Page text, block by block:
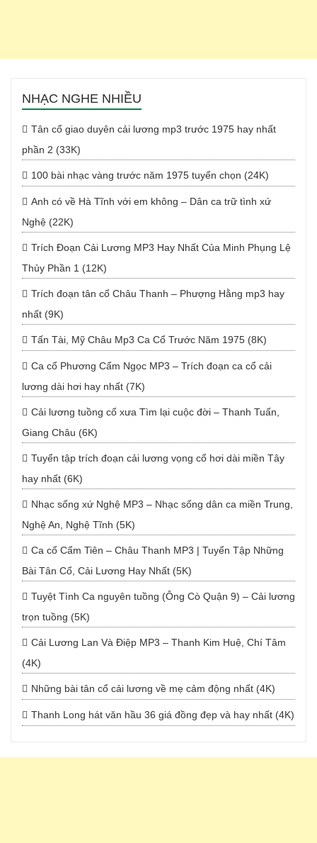
NHẠC NGHE NHIỀU
Tân cổ giao duyên cải lương mp3 trước 1975 hay nhất
phần 2 (33K)
100 bài nhạc vàng trước năm 1975 tuyển chọn (24K)
Anh có về Hà Tĩnh với em không – Dân ca trữ tình xứ
Nghệ (22K)
Trích Đoạn Cải Lương MP3 Hay Nhất Của Minh Phụng Lệ
Thủy Phần 1 (12K)
Trích đoạn tân cổ Châu Thanh – Phượng Hằng mp3 hay
nhất (9K)
Tấn Tài, Mỹ Châu Mp3 Ca Cổ Trước Năm 1975 (8K)
Ca cổ Phương Cẩm Ngọc MP3 – Trích đoạn ca cổ cải
lương dài hơi hay nhất (7K)
Cải lương tuồng cổ xưa Tìm lại cuộc đời – Thanh Tuấn,
Giang Châu (6K)
Tuyển tập trích đoạn cải lương vọng cổ hơi dài miền Tây
hay nhất (6K)
Nhạc sống xứ Nghệ MP3 – Nhạc sống dân ca miền Trung,
Nghệ An, Nghệ Tĩnh (5K)
Ca cổ Cẩm Tiên – Châu Thanh MP3 | Tuyển Tập Những
Bài Tân Cổ, Cải Lương Hay Nhất (5K)
Tuyệt Tình Ca nguyên tuồng (Ông Cò Quận 9) – Cải lương
trọn tuồng (5K)
Cải Lương Lan Và Điệp MP3 – Thanh Kim Huệ, Chí Tâm
(4K)
Những bài tân cổ cải lương về mẹ cảm động nhất (4K)
Thanh Long hát văn hầu 36 giá đồng đẹp và hay nhất (4K)